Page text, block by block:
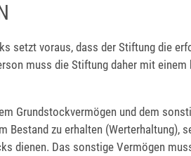
setzt voraus, dass der Stiftung die
muss die Stiftung daher mit
Grundstockvermögen und dem
Bestand zu erhalten (Werterhaltung),
dienen. Das sonstige Vermögen